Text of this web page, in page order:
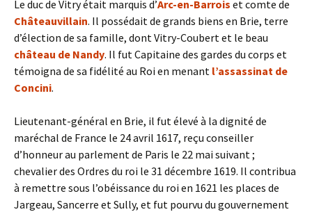
Le duc de Vitry était marquis d’Arc-en-Barrois et comte de
Châteauvillain. Il possédait de grands biens en Brie, terre
d’élection de sa famille, dont Vitry-Coubert et le beau
château de Nandy. Il fut Capitaine des gardes du corps et
témoigna de sa fidélité au Roi en menant l’assassinat de
Concini.
Lieutenant-général en Brie, il fut élevé à la dignité de
maréchal de France le 24 avril 1617, reçu conseiller
d’honneur au parlement de Paris le 22 mai suivant ;
chevalier des Ordres du roi le 31 décembre 1619. Il contribua
à remettre sous l’obéissance du roi en 1621 les places de
Jargeau, Sancerre et Sully, et fut pourvu du gouvernement